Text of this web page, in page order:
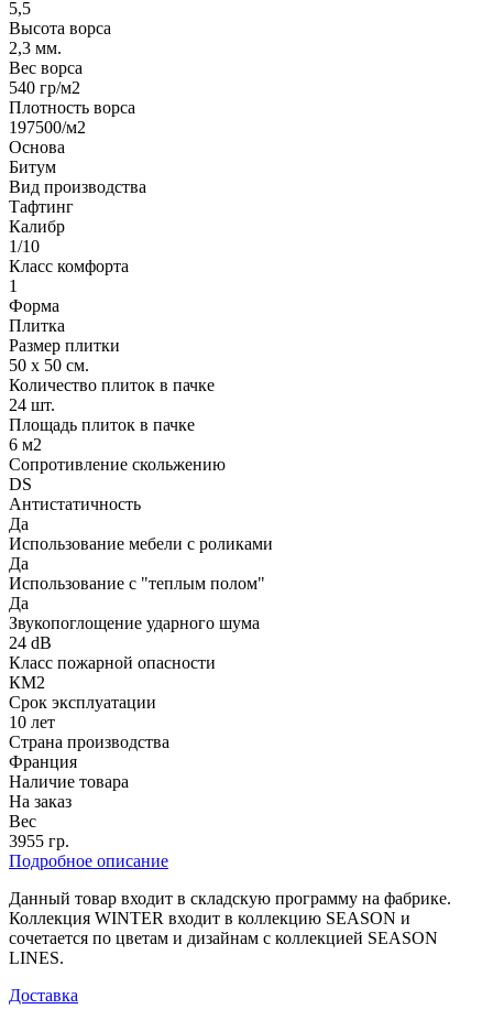
5,5
Высота ворса
2,3 мм.
Вес ворса
540 гр/м2
Плотность ворса
197500/м2
Основа
Битум
Вид производства
Тафтинг
Калибр
1/10
Класс комфорта
1
Форма
Плитка
Размер плитки
50 х 50 см.
Количество плиток в пачке
24 шт.
Площадь плиток в пачке
6 м2
Сопротивление скольжению
DS
Антистатичность
Да
Использование мебели с роликами
Да
Использование с "теплым полом"
Да
Звукопоглощение ударного шума
24 dB
Класс пожарной опасности
КМ2
Срок эксплуатации
10 лет
Страна производства
Франция
Наличие товара
На заказ
Вес
3955 гр.
Подробное описание
Данный товар входит в складскую программу на фабрике.
Коллекция WINTER входит в коллекцию SEASON и
сочетается по цветам и дизайнам с коллекцией SEASON
LINES.
Доставка